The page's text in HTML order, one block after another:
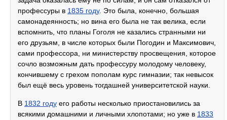
профессуры в 1835 году. Это была, конечно, большая
самонадеянность; но вина его была не так велика, если
вспомнить, что планы Гоголя не казались странными ни
его друзьям, в числе которых были Погодин и Максимович,
сами профессора, ни министерству просвещения, которое
сочло возможным дать профессуру молодому человеку,
кончившему с грехом пополам курс гимназии; так невысок
был ещё весь уровень тогдашней университетской науки.
В 1832 году его работы несколько приостановились за
всякими домашними и личными хлопотами; но уже в 1833